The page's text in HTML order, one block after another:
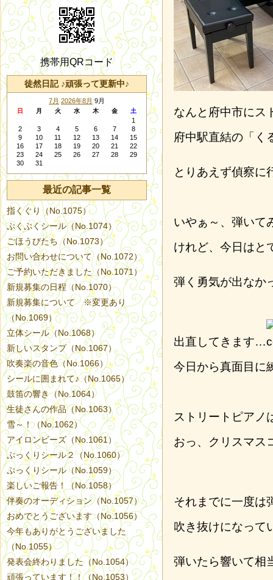
なんと府中市にス
府中駅直結の「く
とりあえず偵察に
いやぁ～、弾いて
けれど、今日はと
弾く勇気が出なか
出直してきます…
今日から真面目に
ストリートピアノ
おっ、クリスマス
それまでに一度は
吹き抜けになって
弾いたら響いて相
携帯用QRコード
徒然日記 ♪頑張って更新中♪
7月 2026年8月 9月
日 月 火 水 木 金 土
1
2
3 4 5 6 7
8
9
10 11 12 13 14
15
16
17 18 19 20 21
22
23
24 25 26 27 28
29
30
31
最近の記事一覧
指くぐり（No.1075）
ぷくぷくシール（No.1074）
ごほうびたち（No.1073）
お問い合わせについて（No.1072）
ご予約いただきました（No.1071）
新規募集の日程（No.1070）
新規募集について ※変更あり
（No.1069）
立体シール（No.1068）
新しいスタンプ（No.1067）
吹奏楽の音色（No.1066）
シールに囲まれて♪（No.1065）
鼓笛の響き（No.1064）
生徒さんの作品（No.1063）
雪～！（No.1062）
アイロンビーズ（No.1061）
ぷっくりシール２（No.1060）
ぷっくりシール（No.1059）
楽しいご報告！（No.1058）
伴奏のオーディション（No.1057）
おめでとうございます（No.1056）
今年もありがとうございました
（No.1055）
発表会終わりました（No.1054）
頑張っています！！（No.1053）